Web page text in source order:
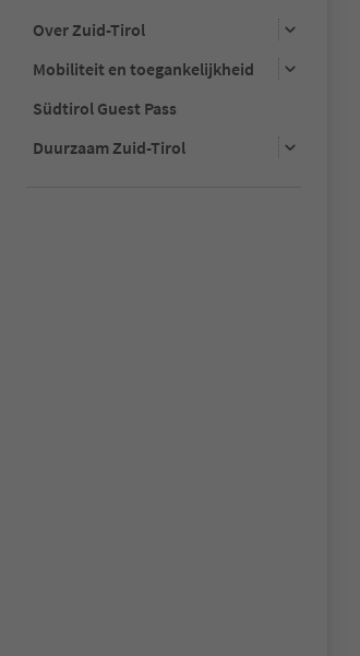
Over Zuid-Tirol
Mobiliteit en toegankelijkheid
Südtirol Guest Pass
Duurzaam Zuid-Tirol